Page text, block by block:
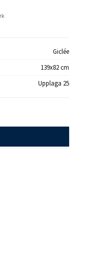
Giclée
139x82 cm
Upplaga 25